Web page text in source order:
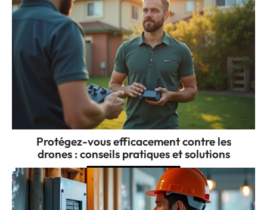
Protégez-vous efficacement contre les
drones : conseils pratiques et solutions